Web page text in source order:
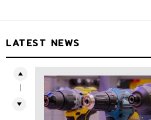
LATEST NEWS